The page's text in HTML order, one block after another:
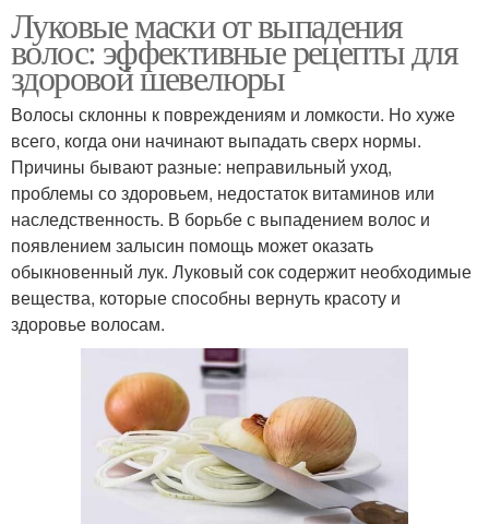
Луковые маски от выпадения
волос: эффективные рецепты для
здоровой шевелюры
Волосы склонны к повреждениям и ломкости. Но хуже
всего, когда они начинают выпадать сверх нормы.
Причины бывают разные: неправильный уход,
проблемы со здоровьем, недостаток витаминов или
наследственность. В борьбе с выпадением волос и
появлением залысин помощь может оказать
обыкновенный лук. Луковый сок содержит необходимые
вещества, которые способны вернуть красоту и
здоровье волосам.